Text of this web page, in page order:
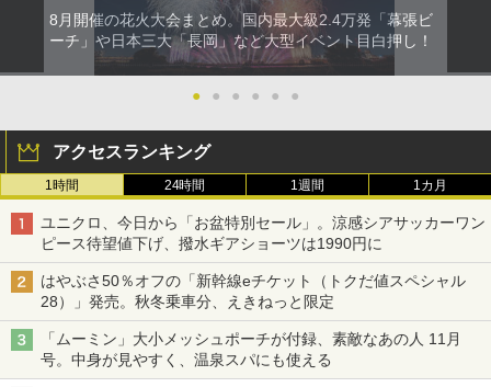
8月開催の花火大会まとめ。国内最大級2.4万発「幕張ビ
ーチ」や日本三大「長岡」など大型イベント目白押し！
● ● ● ● ● ●
アクセスランキング
1時間 24時間 1週間 1カ月
ユニクロ、今日から「お盆特別セール」。涼感シアサッカーワン
ピース待望値下げ、撥水ギアショーツは1990円に
はやぶさ50％オフの「新幹線eチケット（トクだ値スペシャル
28）」発売。秋冬乗車分、えきねっと限定
「ムーミン」大小メッシュポーチが付録、素敵なあの人 11月
号。中身が見やすく、温泉スパにも使える